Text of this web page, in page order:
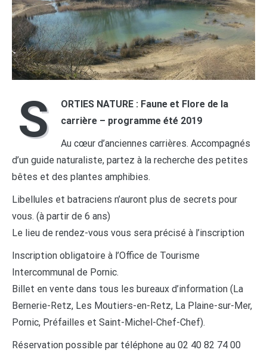
S
ORTIES NATURE : Faune et Flore de la
carrière – programme été 2019
Au cœur d’anciennes carrières. Accompagnés
d’un guide naturaliste, partez à la recherche des petites
bêtes et des plantes amphibies.
Libellules et batraciens n’auront plus de secrets pour
vous. (à partir de 6 ans)
Le lieu de rendez-vous vous sera précisé à l’inscription
Inscription obligatoire à l’Office de Tourisme
Intercommunal de Pornic.
Billet en vente dans tous les bureaux d’information (La
Bernerie-Retz, Les Moutiers-en-Retz, La Plaine-sur-Mer,
Pornic, Préfailles et Saint-Michel-Chef-Chef).
Réservation possible par téléphone au 02 40 82 74 00